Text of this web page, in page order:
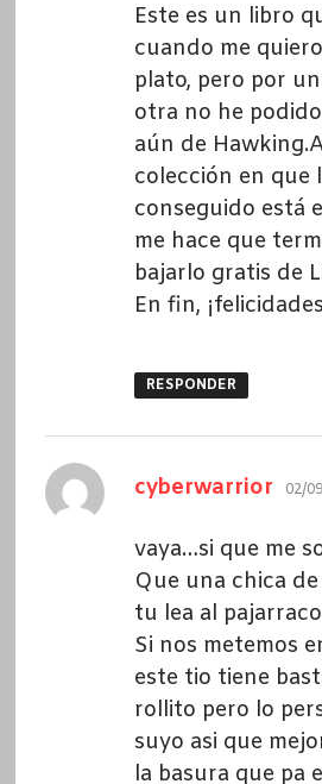
Este es un libro
cuando me
plato, pero por
otra no he
aún de
colección en que
conseguido está
me hace que
bajarlo gratis de
En fin,
RESPONDER
cyberwarrior 02/
vaya…si que me
Que una chica
tu lea al
Si nos metemos
este tio tiene
rollito pero lo
suyo asi que
la basura que pa